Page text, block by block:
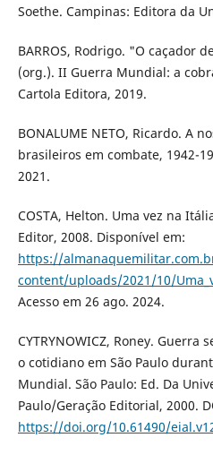
Soethe. Campinas: Editora da
BARROS, Rodrigo. "O caçador
(org.). II Guerra Mundial: a
Cartola Editora, 2019.
BONALUME NETO, Ricardo. A
brasileiros em combate, 1942-
2021.
COSTA, Helton. Uma vez na
Editor, 2008. Disponível em:
https://
content/uploads/2021/10/
Acesso em 26 ago. 2024.
CYTRYNOWICZ, Roney.
o cotidiano em São Paulo
Mundial. São Paulo: Ed. Da
Paulo/Geração Editorial, 2000.
https://doi.org/10.61490/